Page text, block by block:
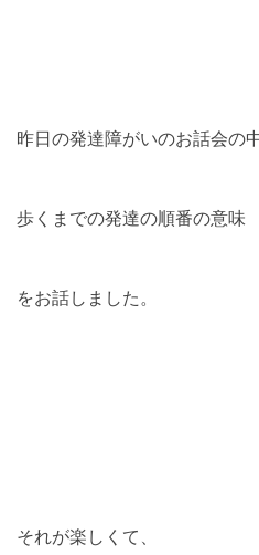
昨日の発達障がいのお話会の
歩くまでの発達の順番の意味
をお話しました。
それが楽しくて、